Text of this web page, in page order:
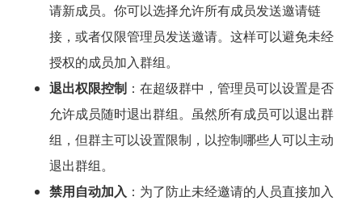
请新成员。你可以选择允许所有成员发送邀请链
接，或者仅限管理员发送邀请。这样可以避免未经
授权的成员加入群组。
退出权限控制：在超级群中，管理员可以设置是否
允许成员随时退出群组。虽然所有成员可以退出群
组，但群主可以设置限制，以控制哪些人可以主动
退出群组。
禁用自动加入 ：为了防止未经邀请的人员直接加入